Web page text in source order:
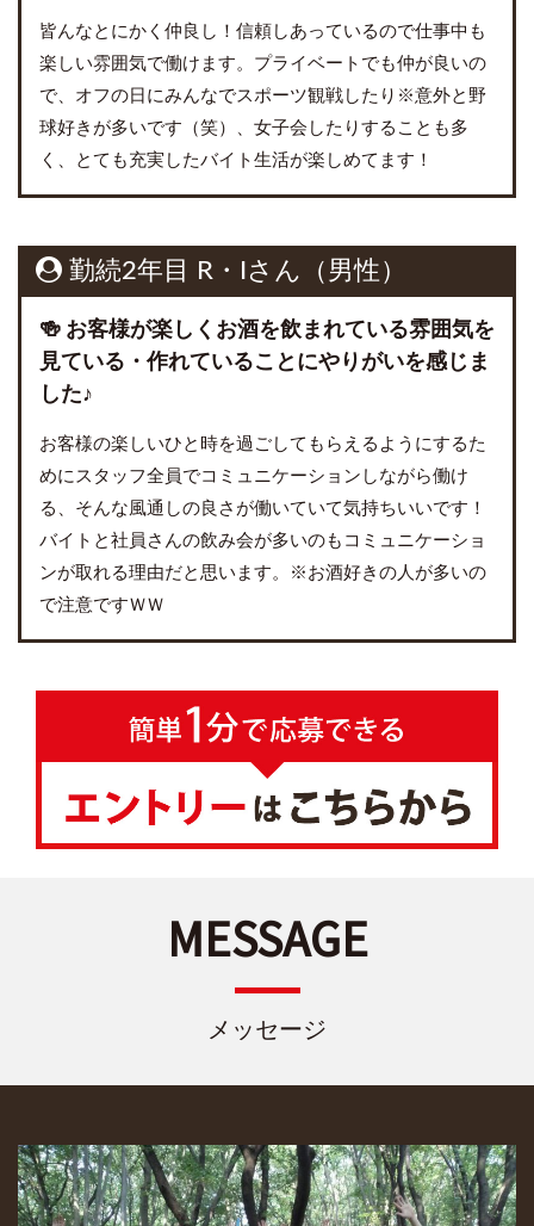
皆んなとにかく仲良し！信頼しあっているので仕事中も
楽しい雰囲気で働けます。プライベートでも仲が良いの
で、オフの日にみんなでスポーツ観戦したり※意外と野
球好きが多いです（笑）、女子会したりすることも多
く、とても充実したバイト生活が楽しめてます！
勤続2年目 R・Iさん（男性）
🍻 お客様が楽しくお酒を飲まれている雰囲気を
見ている・作れていることにやりがいを感じま
した♪
お客様の楽しいひと時を過ごしてもらえるようにするた
めにスタッフ全員でコミュニケーションしながら働け
る、そんな風通しの良さが働いていて気持ちいいです！
バイトと社員さんの飲み会が多いのもコミュニケーショ
ンが取れる理由だと思います。※お酒好きの人が多いの
で注意ですＷＷ
MESSAGE
メッセージ